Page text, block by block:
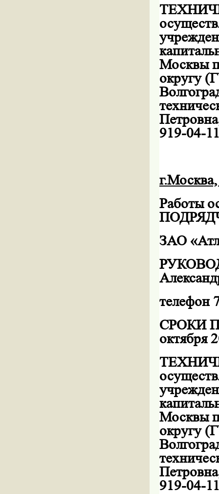
Москвы
округу
919-04-
Работы
ЗАО
телефон
СРОКИ
октября
Москвы
округу
919-04-